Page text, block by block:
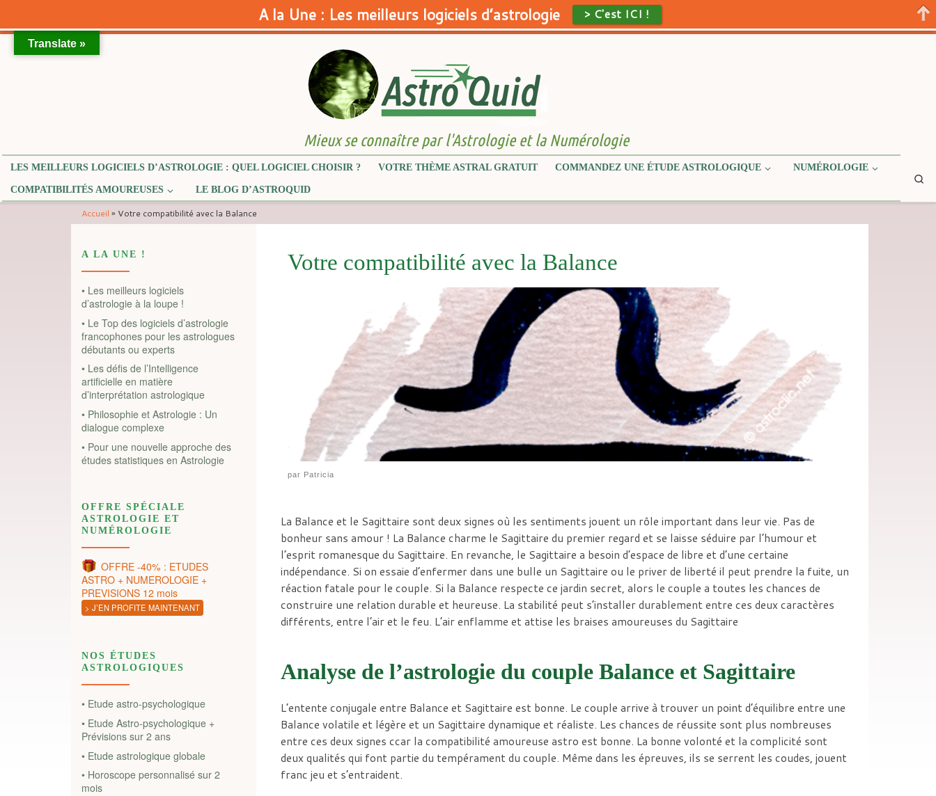
Skip to content
Mieux se connaître par l'Astrologie et la Numérologie
LES MEILLEURS LOGICIELS D’ASTROLOGIE : QUEL LOGICIEL CHOISIR ? VOTRE THÈME ASTRAL GRATUIT COMMANDEZ UNE ÉTUDE ASTROLOGIQUE
NUMÉROLOGIE
COMPATIBILITÉS AMOUREUSES
LE BLOG D’ASTROQUID
Accueil » Votre compatibilité avec la Balance
Votre compatibilité avec la Balance
par Patricia
La Balance et le Sagittaire sont deux signes où les sentiments jouent un rôle important dans leur vie. Pas de
bonheur sans amour ! La Balance charme le Sagittaire du premier regard et se laisse séduire par l’humour et
l’esprit romanesque du Sagittaire. En revanche, le Sagittaire a besoin d’espace de libre et d’une certaine
indépendance. Si on essaie d’enfermer dans une bulle un Sagittaire ou le priver de liberté il peut prendre la fuite, un
réaction fatale pour le couple. Si la Balance respecte ce jardin secret, alors le couple a toutes les chances de
construire une relation durable et heureuse. La stabilité peut s’installer durablement entre ces deux caractères
différents, entre l’air et le feu. L’air enflamme et attise les braises amoureuses du Sagittaire
Analyse de l’astrologie du couple Balance et Sagittaire
L’entente conjugale entre Balance et Sagittaire est bonne. Le couple arrive à trouver un point d’équilibre entre une
Balance volatile et légère et un Sagittaire dynamique et réaliste. Les chances de réussite sont plus nombreuses
entre ces deux signes ccar la compatibilité amoureuse astro est bonne. La bonne volonté et la complicité sont
deux qualités qui font partie du tempérament du couple. Même dans les épreuves, ils se serrent les coudes, jouent
franc jeu et s’entraident.
A LA UNE !
• Les meilleurs logiciels
d’astrologie à la loupe !
• Le Top des logiciels d’astrologie
francophones pour les astrologues
débutants ou experts
• Les défis de l’Intelligence
artificielle en matière
d’interprétation astrologique
• Philosophie et Astrologie : Un
dialogue complexe
• Pour une nouvelle approche des
études statistiques en Astrologie
OFFRE SPÉCIALE
ASTROLOGIE ET
NUMÉROLOGIE
OFFRE -40% : ETUDES
ASTRO + NUMEROLOGIE +
PREVISIONS 12 mois
> J’EN PROFITE MAINTENANT
NOS ÉTUDES
ASTROLOGIQUES
• Etude astro-psychologique
• Etude Astro-psychologique +
Prévisions sur 2 ans
• Etude astrologique globale
• Horoscope personnalisé sur 2
mois
Translate »
A la Une : Les meilleurs logiciels d’astrologie > C'est ICI !